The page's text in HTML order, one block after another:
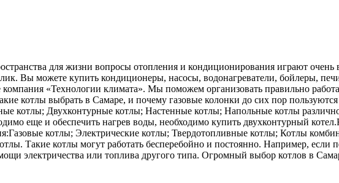
для жизни вопросы отопления и кондиционирования играют
Вы можете купить кондиционеры, насосы, водонагреватели, бойлеры,
компания «Технологии климата». Мы поможем организовать правильно
котлы выбрать в Самаре, и почему газовые колонки до сих пор
котлы; Двухконтурные котлы; Настенные котлы; Напольные котлы
еще и обеспечить нагрев воды, необходимо купить двухконтурный
котлы; Электрические котлы; Твердотопливные котлы; Котлы
Такие котлы могут работать бесперебойно и постоянно. Например, если
электричества или топлива другого типа. Огромный выбор котлов в